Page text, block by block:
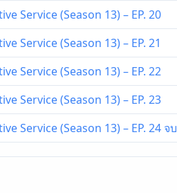
Service (Season 13) – EP. 20
Service (Season 13) – EP. 21
Service (Season 13) – EP. 22
Service (Season 13) – EP. 23
Service (Season 13) – EP. 24 จบ